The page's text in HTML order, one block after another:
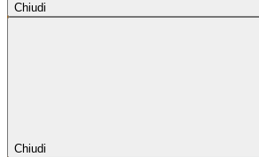
Chiudi
Chiudi